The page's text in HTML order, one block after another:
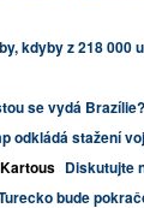
kdyby z 218 000
se vydá Brazílie?
odkládá stažení
Diskutujte
bude